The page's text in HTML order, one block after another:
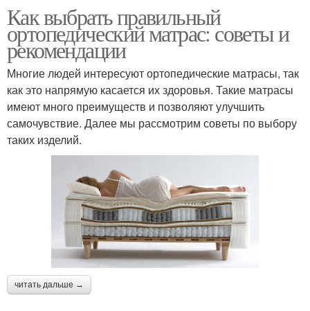
Как выбрать правильный
ортопедический матрас: советы и
рекомендации
Многие людей интересуют ортопедические матрасы, так
как это напрямую касается их здоровья. Такие матрасы
имеют много преимуществ и позволяют улучшить
самочувствие. Далее мы рассмотрим советы по выбору
таких изделий.
читать дальше →